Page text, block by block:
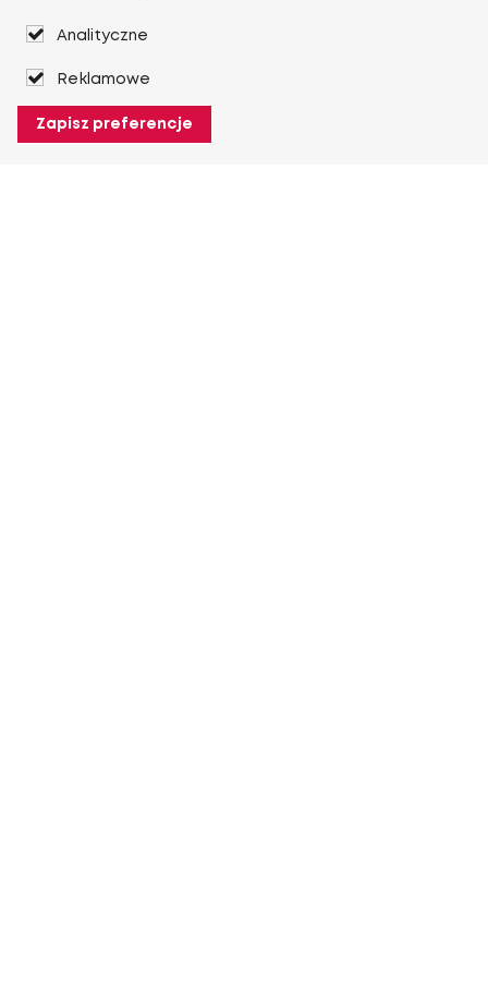
Analityczne
Reklamowe
Zapisz preferencje